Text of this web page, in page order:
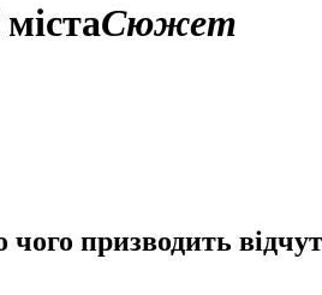
Сюжет
призводить